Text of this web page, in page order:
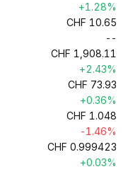
+1.28%
CHF 10.65
--
CHF 1,908.11
+2.43%
CHF 73.93
+0.36%
CHF 1.048
-1.46%
CHF 0.999423
+0.03%